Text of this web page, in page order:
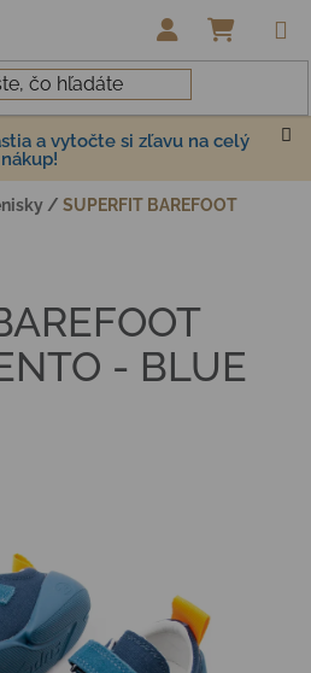
a vytočte si zľavu na celý
nákup!
/ SUPERFIT BAREFOOT
- BLUE